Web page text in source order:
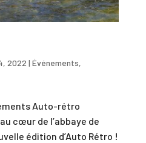
2022 | Événements,
Auto-rétro
cœur de l’abbaye de
édition d’Auto Rétro !